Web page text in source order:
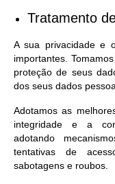
Contas Públicas
Legislação
Editais
Links
Serviços Online
Tratamento
A sua privacidade e
importantes.
proteção de seus
dos seus dados
Adotamos as
integridade e a
adotando
tentativas de
sabotagens e roubos.